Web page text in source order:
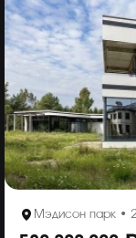
Мэдисон парк •